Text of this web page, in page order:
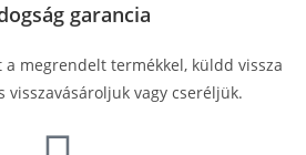
garancia
a megrendelt termékkel, küldd vissza
visszavásároljuk vagy cseréljük.